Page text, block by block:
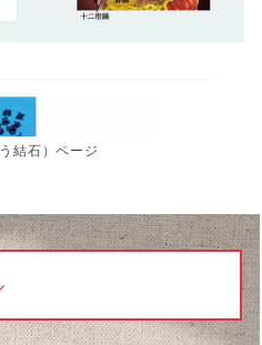
結石）ページ